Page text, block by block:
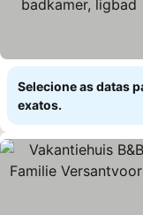
Selecione as datas
exatos.